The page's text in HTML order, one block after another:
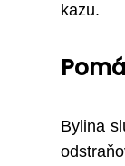
kazu.
Bylina